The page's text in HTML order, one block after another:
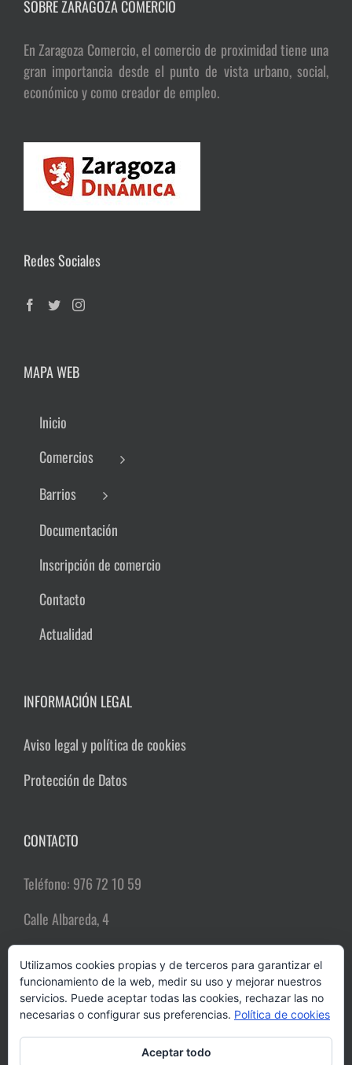
SOBRE ZARAGOZA COMERCIO
En Zaragoza Comercio, el comercio de proximidad tiene una
gran importancia desde el punto de vista urbano, social,
económico y como creador de empleo.
Redes Sociales
MAPA WEB
Inicio
Comercios
Barrios
Documentación
Inscripción de comercio
Contacto
Actualidad
INFORMACIÓN LEGAL
Aviso legal y política de cookies
Protección de Datos
CONTACTO
Teléfono: 976 72 10 59
Calle Albareda, 4
Email:comerciozgz@gmail.com
Utilizamos cookies propias y de terceros para garantizar el
funcionamiento de la web, medir su uso y mejorar nuestros
servicios. Puede aceptar todas las cookies, rechazar las no
necesarias o configurar sus preferencias. Política de cookies
Aceptar todo